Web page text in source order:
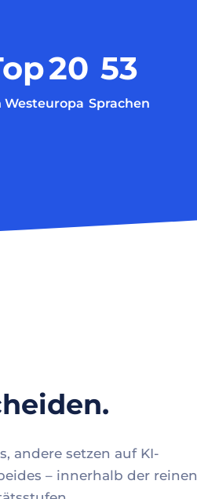
20
Westeuropa
53
Sprachen
andere setzen auf KI-
– innerhalb der reinen